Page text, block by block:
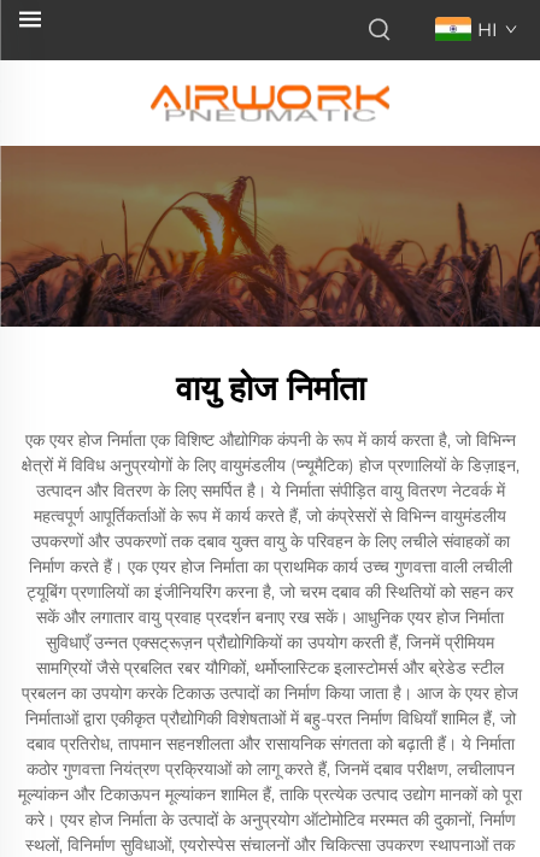
HI
वायु होज निर्माता
एक एयर होज निर्माता एक विशिष्ट औद्योगिक कंपनी के रूप में कार्य करता है, जो विभिन्न
क्षेत्रों में विविध अनुप्रयोगों के लिए वायुमंडलीय (प्न्यूमैटिक) होज प्रणालियों के डिज़ाइन,
उत्पादन और वितरण के लिए समर्पित है। ये निर्माता संपीड़ित वायु वितरण नेटवर्क में
महत्वपूर्ण आपूर्तिकर्ताओं के रूप में कार्य करते हैं, जो कंप्रेसरों से विभिन्न वायुमंडलीय
उपकरणों और उपकरणों तक दबाव युक्त वायु के परिवहन के लिए लचीले संवाहकों का
निर्माण करते हैं। एक एयर होज निर्माता का प्राथमिक कार्य उच्च गुणवत्ता वाली लचीली
ट्यूबिंग प्रणालियों का इंजीनियरिंग करना है, जो चरम दबाव की स्थितियों को सहन कर
सकें और लगातार वायु प्रवाह प्रदर्शन बनाए रख सकें। आधुनिक एयर होज निर्माता
सुविधाएँ उन्नत एक्सट्रूज़न प्रौद्योगिकियों का उपयोग करती हैं, जिनमें प्रीमियम
सामग्रियों जैसे प्रबलित रबर यौगिकों, थर्मोप्लास्टिक इलास्टोमर्स और ब्रेडेड स्टील
प्रबलन का उपयोग करके टिकाऊ उत्पादों का निर्माण किया जाता है। आज के एयर होज
निर्माताओं द्वारा एकीकृत प्रौद्योगिकी विशेषताओं में बहु-परत निर्माण विधियाँ शामिल हैं, जो
दबाव प्रतिरोध, तापमान सहनशीलता और रासायनिक संगतता को बढ़ाती हैं। ये निर्माता
कठोर गुणवत्ता नियंत्रण प्रक्रियाओं को लागू करते हैं, जिनमें दबाव परीक्षण, लचीलापन
मूल्यांकन और टिकाऊपन मूल्यांकन शामिल हैं, ताकि प्रत्येक उत्पाद उद्योग मानकों को पूरा
करे। एयर होज निर्माता के उत्पादों के अनुप्रयोग ऑटोमोटिव मरम्मत की दुकानों, निर्माण
स्थलों, विनिर्माण सुविधाओं, एयरोस्पेस संचालनों और चिकित्सा उपकरण स्थापनाओं तक